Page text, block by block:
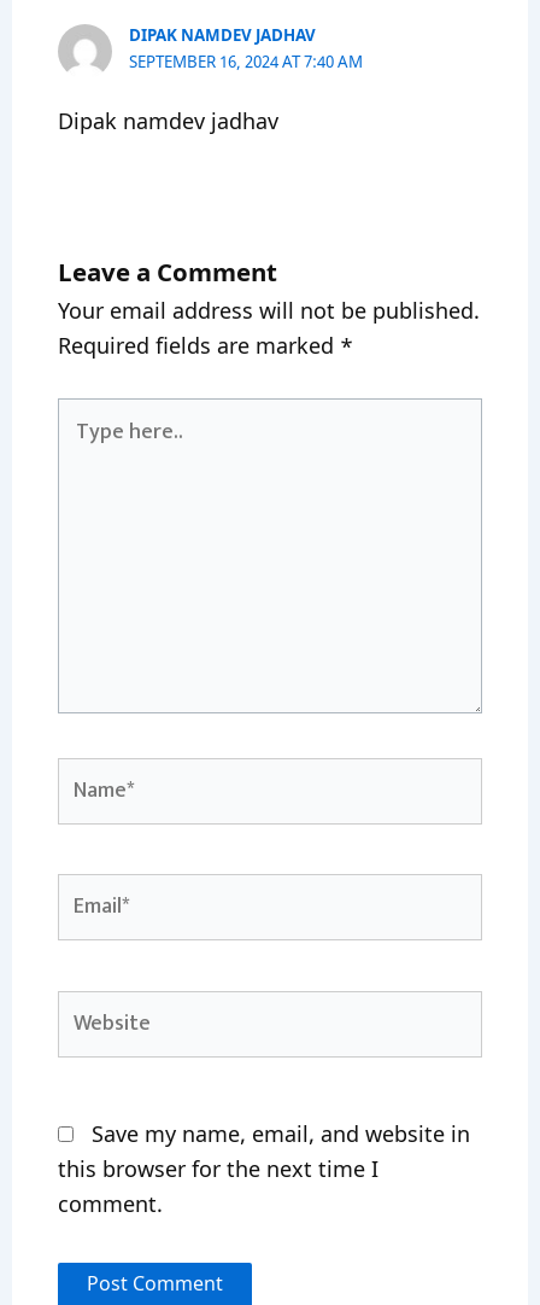
DIPAK NAMDEV JADHAV
SEPTEMBER 16, 2024 AT 7:40 AM
Dipak namdev jadhav
Leave a Comment
Your email address will not be published.
Required fields are marked *
here..
Name*
Email*
Website
Save my name, email, and website in
this browser for the next time I
comment.